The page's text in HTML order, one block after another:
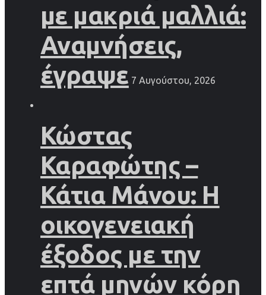
με μακριά μαλλιά:
Αναμνήσεις,
έγραψε 7 Αυγούστου, 2026
Κώστας
Καραφώτης –
Κάτια Μάνου: Η
οικογενειακή
έξοδος με την
επτά μηνών κόρη